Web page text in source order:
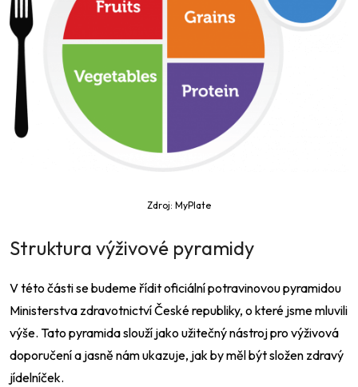
Zdroj: MyPlate
Struktura výživové pyramidy
V této části se budeme řídit oficiální potravinovou pyramidou
Ministerstva zdravotnictví České republiky, o které jsme mluvili
výše. Tato pyramida slouží jako užitečný nástroj pro výživová
doporučení a jasně nám ukazuje, jak by měl být složen zdravý
jídelníček.